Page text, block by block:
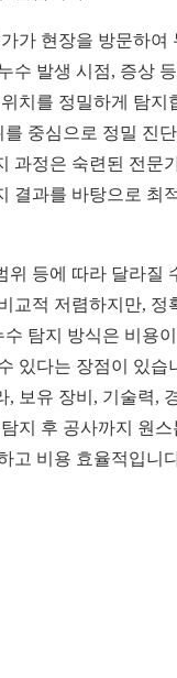
가 현장을 방문하여
수 발생 시점, 증상
치를 정밀하게 탐지
중심으로 정밀 진
과정은 숙련된 전문
결과를 바탕으로 최
위 등에 따라 달라질
교적 저렴하지만, 정
탐지 방식은 비용
있다는 장점이 있습
, 보유 장비, 기술력,
지 후 공사까지 원스
고 비용 효율적입니